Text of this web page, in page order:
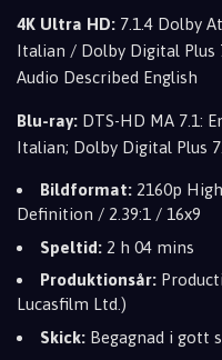
4K Ultra HD: 7.1.4 Dolby
Italian / Dolby Digital Plus
Audio Described English
Blu-ray: DTS-HD MA 7.1:
Italian; Dolby Digital Plus
Bildformat: 2160p
Definition / 2.39:1 / 16x9
Speltid: 2 h 04 mins
Produktionsår:
Lucasfilm Ltd.)
Skick: Begagnad i gott